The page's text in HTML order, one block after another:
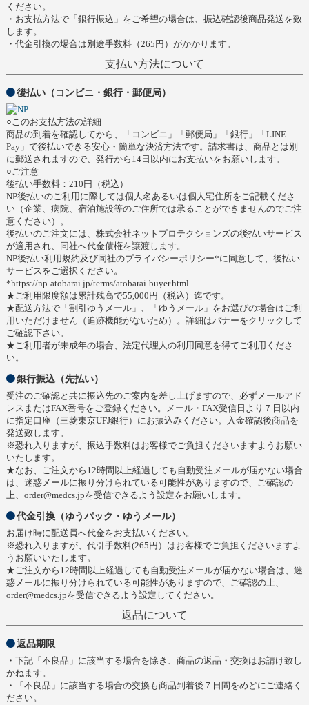
ください。
・お支払方法で「銀行振込」をご希望の場合は、振込確認後商品発送を致
します。
・代金引換の場合は別途手数料（265円）がかかります。
支払い方法について
後払い（コンビニ・銀行・郵便局）
○このお支払方法の詳細
商品の到着を確認してから、「コンビニ」「郵便局」「銀行」「LINE
Pay」で後払いできる安心・簡単な決済方法です。請求書は、商品とは別
に郵送されますので、発行から14日以内にお支払いをお願いします。
○ご注意
後払い手数料：210円（税込）
NP後払いのご利用に際しては個人名あるいは個人宅住所をご記載くださ
い（企業、病院、宿泊施設等のご住所では承ることができませんのでご注
意ください）。
後払いのご注文には、株式会社ネットプロテクションズの後払いサービス
が適用され、同社へ代金債権を譲渡します。
NP後払い利用規約及び同社のプライバシーポリシー*に同意して、後払い
サービスをご選択ください。
*https://np-atobarai.jp/terms/atobarai-buyer.html
★ご利用限度額は累計残高で55,000円（税込）迄です。
★配送方法で「割引ゆうメール」、「ゆうメール」をお選びの場合はご利
用いただけません（追跡機能がないため）。詳細はバナーをクリックして
ご確認下さい。
★ご利用者が未成年の場合、法定代理人の利用同意を得てご利用くださ
い。
銀行振込（先払い）
受注のご確認と共に振込先のご案内を差し上げますので、必ずメールアド
レスまたはFAX番号をご登録ください。メール・FAX受信日より７日以内
に指定口座（三菱東京UFJ銀行）にお振込みください。入金確認後商品を
発送致します。
※恐れ入りますが、振込手数料はお客様でご負担くださいますようお願い
いたします。
★なお、ご注文から12時間以上経過しても自動受注メールが届かない場合
は、迷惑メールに振り分けられている可能性がありますので、ご確認の
上、order@medcs.jpを受信できるよう設定をお願いします。
代金引換（ゆうパック・ゆうメール）
お届け時に配送員へ代金をお支払いください。
※恐れ入りますが、代引手数料(265円）はお客様でご負担くださいますよ
うお願いいたします。
★ご注文から12時間以上経過しても自動受注メールが届かない場合は、迷
惑メールに振り分けられている可能性がありますので、ご確認の上、
order@medcs.jpを受信できるよう設定してください。
返品について
返品期限
・下記「不良品」に該当する場合を除き、商品の返品・交換はお請け致し
かねます。
・「不良品」に該当する場合の交換も商品到着後７日間をめどにご連絡く
ださい。